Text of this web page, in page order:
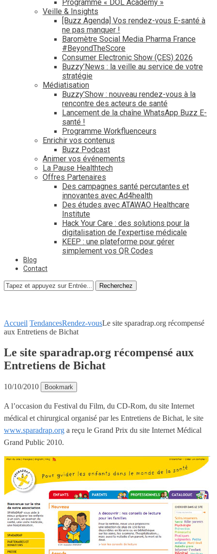
Programme « DOL Academy »
Veille & Insights
[Buzz Agenda] Vos rendez-vous E-santé à
ne pas manquer !
Baromètre Social Media Pharma France
#BeyondTheScore
Consumer Electronic Show (CES) 2026
Buzzy’News : la veille au service de votre
stratégie
Médiatisation
Buzzy’Show : nouveau rendez-vous à la
rencontre des acteurs de santé
Lancement de la chaîne WhatsApp Buzz E-
santé !
Programme Workfluenceurs
Enrichir vos contenus
Buzz Podcast
Animer vos événements
La Pause Healthtech
Offres Partenaires
Des campagnes santé percutantes et
innovantes avec Ad4health
Des études avec ATAWAO Healthcare
Institute
Hack Your Care : des solutions pour la
digitalisation de l’expertise médicale
KEEP : une plateforme pour gérer
simplement vos QR Codes
Blog
Contact
Recherchez
Accueil TendancesRendez-vousLe site sparadrap.org récompensé
aux Entretiens de Bichat
Le site sparadrap.org récompensé aux
Entretiens de Bichat
10/10/2010 Bookmark
A l’occasion du Festival du Film, du CD-Rom, du site Internet
médical et chirurgical organisé par les Entretiens de Bichat, le site
www.sparadrap.org a reçu le Grand Prix du site Internet Médical
Grand Public 2010.